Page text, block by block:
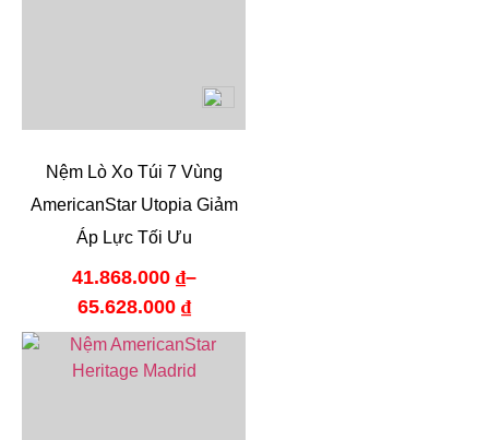
Nệm Lò Xo Túi 7 Vùng
AmericanStar Utopia Giảm
Áp Lực Tối Ưu
41.868.000 ₫–
65.628.000 ₫